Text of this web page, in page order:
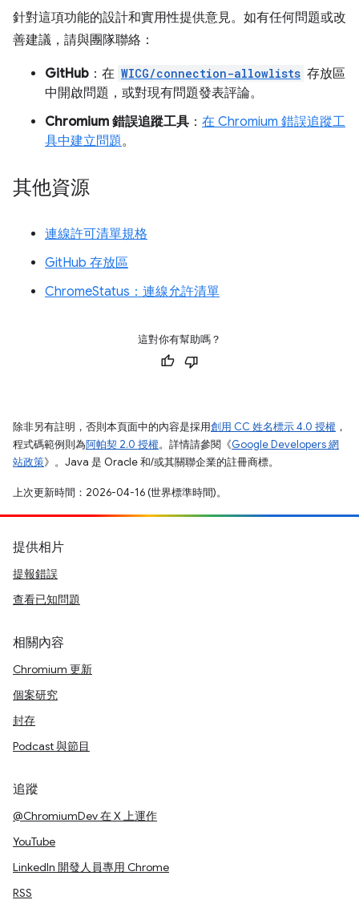
針對這項功能的設計和實用性提供意見。如有任何問題或改
善建議，請與團隊聯絡：
GitHub ：在 WICG/connection-allowlists 存放區
中開啟問題，或對現有問題發表評論。
Chromium 錯誤追蹤工具 ： 在 Chromium 錯誤追蹤工
具中建立問題。
其他資源
連線許可清單規格
GitHub 存放區
ChromeStatus：連線允許清單
這對你有幫助嗎？
除非另有註明，否則本頁面中的內容是採用創用 CC 姓名標示 4.0 授權 ，
程式碼範例則為阿帕契 2.0 授權。詳情請參閱《Google Developers 網
站政策》。Java 是 Oracle 和/或其關聯企業的註冊商標。
上次更新時間：2026-04-16 (世界標準時間)。
提供相片
提報錯誤
查看已知問題
相關內容
Chromium 更新
個案研究
封存
Podcast 與節目
追蹤
@ChromiumDev 在 X 上運作
YouTube
LinkedIn 開發人員專用 Chrome
RSS